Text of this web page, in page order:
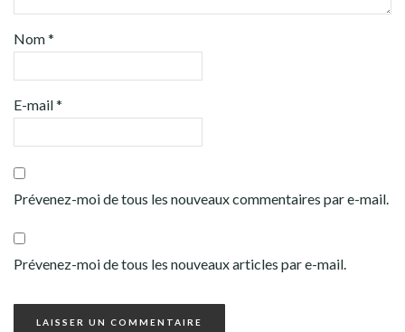
Nom*
E-mail*
Prévenez-moi de tous les nouveaux commentaires par e-mail.
Prévenez-moi de tous les nouveaux articles par e-mail.